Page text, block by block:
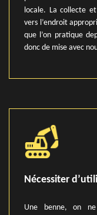
locale. La collecte
vers l’endroit
que l’on pratique
donc de mise avec
Nécessiter
Une benne, on